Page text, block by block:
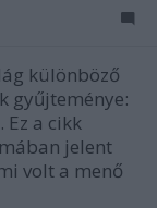
különböző
gyűjteménye:
a cikk
jelent
volt a menő